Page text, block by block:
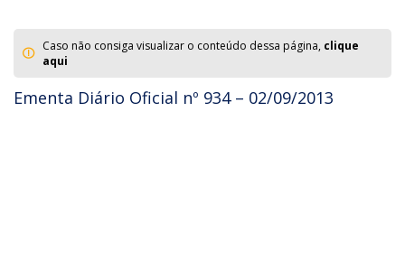
Caso não consiga visualizar o conteúdo dessa página, clique
aqui
Ementa Diário Oficial nº 934 – 02/09/2013